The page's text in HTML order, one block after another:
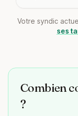
Votre syndic
ses
Combien
?